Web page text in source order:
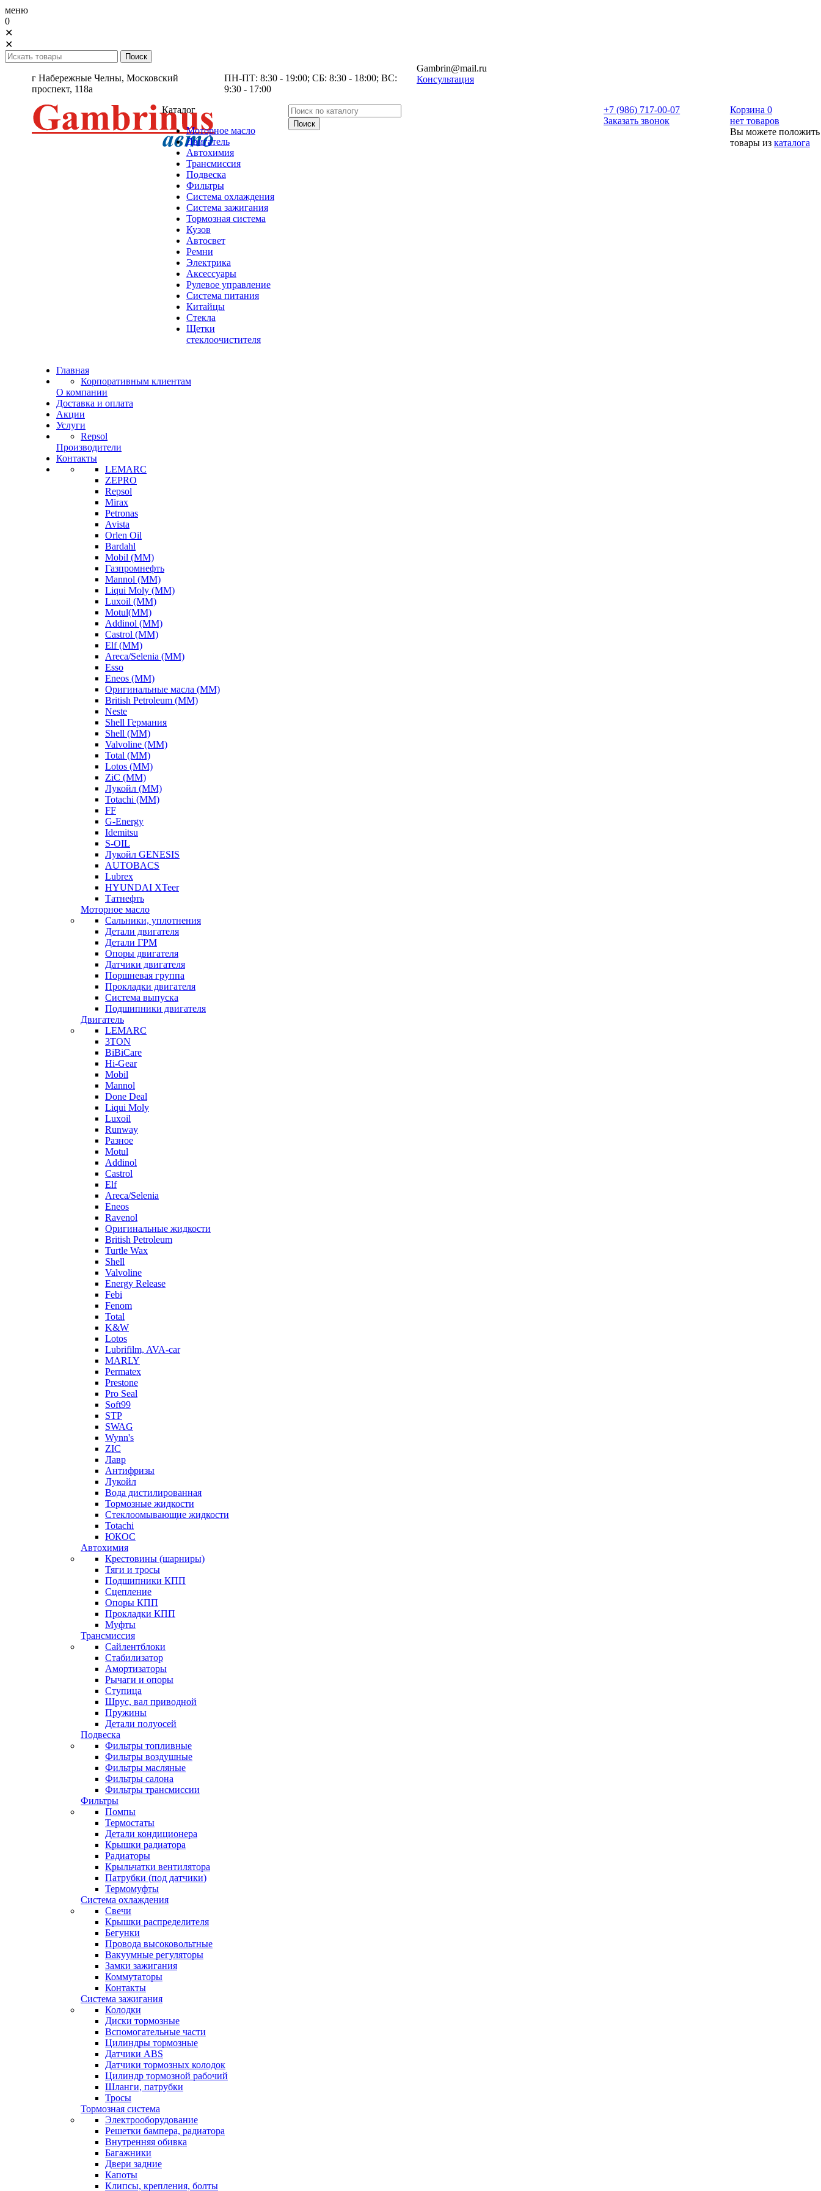
меню
0
✕
✕
г Набережные Челны, Московский
проспект, 118а
ПН-ПТ: 8:30 - 19:00; СБ: 8:30 - 18:00; ВС:
9:30 - 17:00
Gambrin@mail.ru
Консультация
Каталог
Моторное масло
Двигатель
Автохимия
Трансмиссия
Подвеска
Фильтры
Система охлаждения
Система зажигания
Тормозная система
Кузов
Автосвет
Ремни
Электрика
Аксессуары
Рулевое управление
Система питания
Китайцы
Стекла
Щетки
стеклоочистителя
+7 (986) 717-00-07
Заказать звонок
Корзина 0
нет товаров
Вы можете положить
товары из каталога
Главная
Корпоративным клиентам
О компании
Доставка и оплата
Акции
Услуги
Repsol
Производители
Контакты
LEMARC
ZEPRO
Repsol
Mirax
Petronas
Avista
Orlen Oil
Bardahl
Mobil (ММ)
Газпромнефть
Mannol (ММ)
Liqui Moly (ММ)
Luxoil (ММ)
Motul(ММ)
Addinol (ММ)
Castrol (ММ)
Elf (ММ)
Areca/Selenia (ММ)
Esso
Eneos (ММ)
Оригинальные масла (ММ)
British Petroleum (ММ)
Neste
Shell Германия
Shell (ММ)
Valvoline (ММ)
Total (ММ)
Lotos (ММ)
ZiC (ММ)
Лукойл (ММ)
Totachi (MM)
FF
G-Energy
Idemitsu
S-OIL
Лукойл GENESIS
AUTOBACS
Lubrex
HYUNDAI XTeer
Татнефть
Моторное масло
Сальники, уплотнения
Детали двигателя
Детали ГРМ
Опоры двигателя
Датчики двигателя
Поршневая группа
Прокладки двигателя
Система выпуска
Подшипники двигателя
Двигатель
LEMARC
3TON
BiBiCare
Hi-Gear
Mobil
Mannol
Done Deal
Liqui Moly
Luxoil
Runway
Разное
Motul
Addinol
Castrol
Elf
Areca/Selenia
Eneos
Ravenol
Оригинальные жидкости
British Petroleum
Turtle Wax
Shell
Valvoline
Energy Release
Febi
Fenom
Total
K&W
Lotos
Lubrifilm, AVA-car
MARLY
Permatex
Prestone
Pro Seal
Soft99
STP
SWAG
Wynn's
ZIC
Лавр
Антифризы
Лукойл
Вода дистилированная
Тормозные жидкости
Стеклоомывающие жидкости
Totachi
ЮКОС
Автохимия
Крестовины (шарниры)
Тяги и тросы
Подшипники КПП
Сцепление
Опоры КПП
Прокладки КПП
Муфты
Трансмиссия
Сайлентблоки
Стабилизатор
Амортизаторы
Рычаги и опоры
Ступица
Шрус, вал приводной
Пружины
Детали полуосей
Подвеска
Фильтры топливные
Фильтры воздушные
Фильтры масляные
Фильтры салона
Фильтры трансмиссии
Фильтры
Помпы
Термостаты
Детали кондиционера
Крышки радиатора
Радиаторы
Крыльчатки вентилятора
Патрубки (под датчики)
Термомуфты
Система охлаждения
Свечи
Крышки распределителя
Бегунки
Провода высоковольтные
Вакуумные регуляторы
Замки зажигания
Коммутаторы
Контакты
Система зажигания
Колодки
Диски тормозные
Вспомогательные части
Цилиндры тормозные
Датчики ABS
Датчики тормозных колодок
Цилиндр тормозной рабочий
Шланги, патрубки
Тросы
Тормозная система
Электрооборудование
Решетки бампера, радиатора
Внутренняя обивка
Багажники
Двери задние
Капоты
Клипсы, крепления, болты